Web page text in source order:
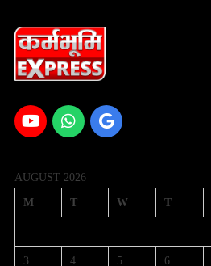
AUGUST 2026
M T W T
3 4 5 6